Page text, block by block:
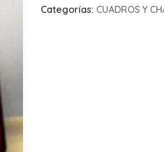
Categorías: CUADROS Y